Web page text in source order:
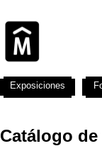
Catálogo
Exposiciones